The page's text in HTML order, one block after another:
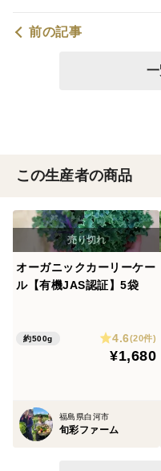
前の記事
この生産者の商品
オーガニックカーリーケー
ル【有機JAS認証】5袋
約500g 4.6(20件)
¥1,680
福島県白河市
旬彩ファーム